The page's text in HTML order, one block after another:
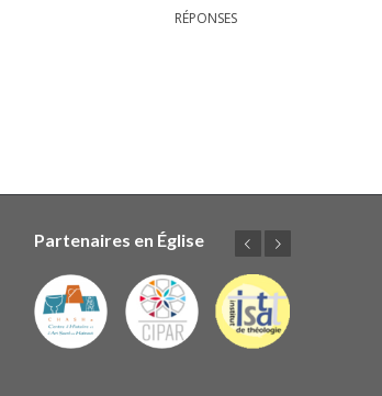
RÉPONSES
Partenaires en Église
PrécédentSuivant